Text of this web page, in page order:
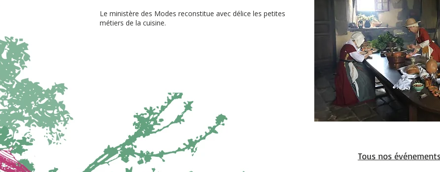
Le ministère des Modes reconstitue avec délice les petites
métiers de la cuisine.
Tous nos